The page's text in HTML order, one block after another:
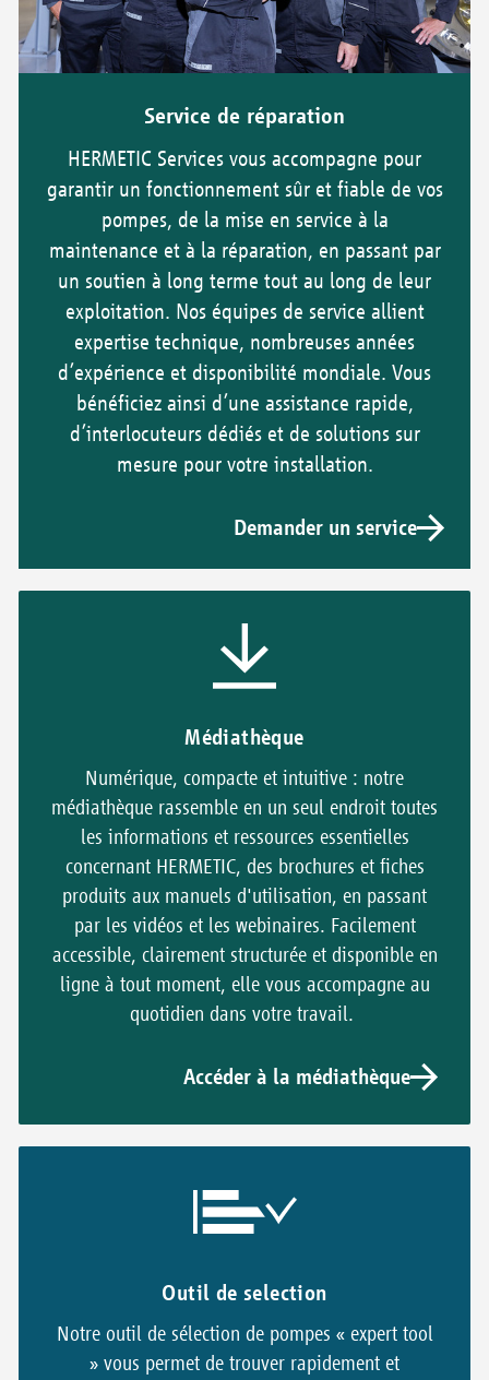
Service de réparation
HERMETIC Services vous accompagne pour
garantir un fonctionnement sûr et fiable de vos
pompes, de la mise en service à la
maintenance et à la réparation, en passant par
un soutien à long terme tout au long de leur
exploitation. Nos équipes de service allient
expertise technique, nombreuses années
d’expérience et disponibilité mondiale. Vous
bénéficiez ainsi d’une assistance rapide,
d’interlocuteurs dédiés et de solutions sur
mesure pour votre installation.
Demander un service
Médiathèque
Numérique, compacte et intuitive : notre
médiathèque rassemble en un seul endroit toutes
les informations et ressources essentielles
concernant HERMETIC, des brochures et fiches
produits aux manuels d'utilisation, en passant
par les vidéos et les webinaires. Facilement
accessible, clairement structurée et disponible en
ligne à tout moment, elle vous accompagne au
quotidien dans votre travail.
Accéder à la médiathèque
Outil de selection
Notre outil de sélection de pompes « expert tool
» vous permet de trouver rapidement et